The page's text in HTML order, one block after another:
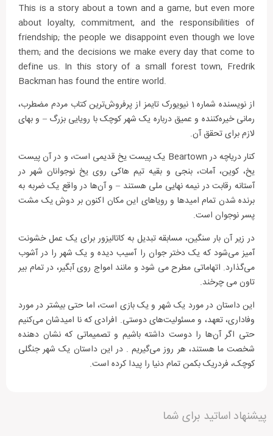
This is a story about a town and a game, but even more
about loyalty, commitment, and the responsibilities of
friendship; the people we disappoint even though we love
them; and the decisions we make every day that come to
define us. In this story of a small forest town, Fredrik
Backman has found the entire world.
از نویسنده شماره 1 نیویورک تایمز از پرفروش‌ترین کتاب مردم مضطرب،
رمانی خیره‌کننده و عمیق درباره یک شهر کوچک با رویایی بزرگ – و بهای
لازم برای تحقق آن.
کنار دریاچه در Beartown یک پیست یخ قدیمی است، و در آن پیست
یخ، کوین، آمات، بنجی و بقیه تیم هاکی روی یخ نوجوانان شهر در
آستانه رقابت در نیمه نهایی ملی هستند – و آن‌ها در واقع یک ضربه به
برنده شدن تمام امیدها و رویاهای این مکان اکنون بر دوش یک مشت
پسر نوجوان است.
در زیر آن بار سنگین، مسابقه تبدیل به کاتالیزور برای یک عمل خشونت
آمیز می‌شود که یک دختر جوان را آسیب دیده و یک شهر را در آشوب
می‌گذارد. اتهاماتی مطرح می شود و مانند امواج روی آبگیر، در تمام بیر
تاون می چرخند.
این داستان در مورد یک شهر و یک بازی است، اما حتی بیشتر در مورد
وفاداری، تعهد، و مسئولیت‌های دوستی. افرادی که نا امیدشان می‌کنیم
حتی اگر آن‌ها را دوست داشته باشیم و تصمیماتی که نشان دهنده
شخصت ما هستند، هر روز می‌گیریم . در این داستان یک شهر جنگلی
کوچک، فردریک بکمن تمام دنیا را پیدا کرده است.
دیگران را با نوشتن نظرات خود، برای انتخاب این محصول
راهنمایی کنید.
پیشنهاد اساتید برای شما